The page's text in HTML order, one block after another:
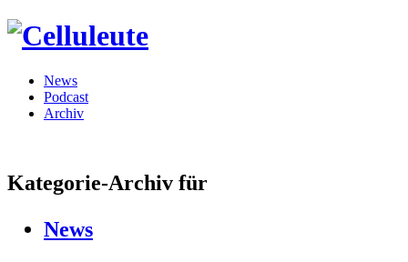
News
Podcast
Archiv
Kategorie-Archiv für
News